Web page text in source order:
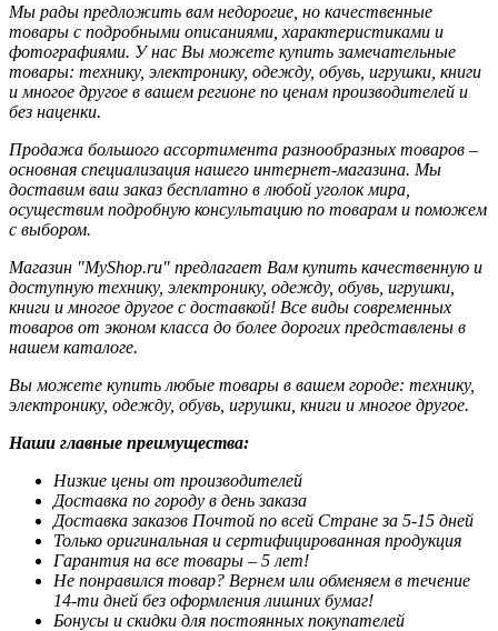
Мы рады предложить вам недорогие, но качественные
товары с подробными описаниями, характеристиками и
фотографиями. У нас Вы можете купить замечательные
товары: технику, электронику, одежду, обувь, игрушки, книги
и многое другое в вашем регионе по ценам производителей и
без наценки.
Продажа большого ассортимента разнообразных товаров –
основная специализация нашего интернет-магазина. Мы
доставим ваш заказ бесплатно в любой уголок мира,
осуществим подробную консультацию по товарам и поможем
с выбором.
Магазин "MyShop.ru" предлагает Вам купить качественную и
доступную технику, электронику, одежду, обувь, игрушки,
книги и многое другое с доставкой! Все виды современных
товаров от эконом класса до более дорогих представлены в
нашем каталоге.
Вы можете купить любые товары в вашем городе: технику,
электронику, одежду, обувь, игрушки, книги и многое другое.
Наши главные преимущества:
Низкие цены от производителей
Доставка по городу в день заказа
Доставка заказов Почтой по всей Стране за 5-15 дней
Только оригинальная и сертифицированная продукция
Гарантия на все товары – 5 лет!
Не понравился товар? Вернем или обменяем в течение
14-ти дней без оформления лишних бумаг!
Бонусы и скидки для постоянных покупателей